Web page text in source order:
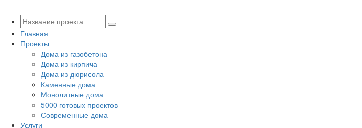
Главная
Проекты
Дома из газобетона
Дома из кирпича
Дома из дюрисола
Каменные дома
Монолитные дома
5000 готовых проектов
Современные дома
Услуги